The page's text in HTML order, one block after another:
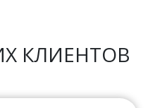
КЛИЕНТОВ